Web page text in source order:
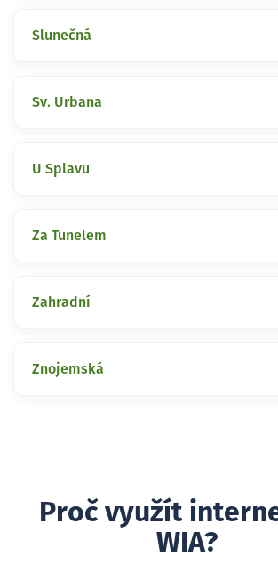
Slunečná
Sv. Urbana
U Splavu
Za Tunelem
Zahradní
Znojemská
Proč využít
WIA?